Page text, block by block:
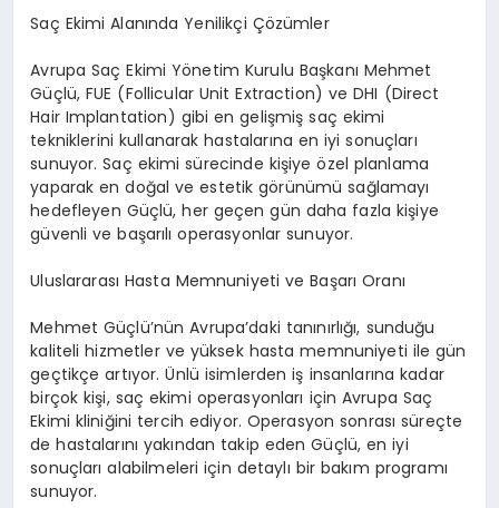
Saç Ekimi Alanında Yenilikçi Çözümler
Avrupa Saç Ekimi Yönetim Kurulu Başkanı Mehmet
Güçlü, FUE (Follicular Unit Extraction) ve DHI (Direct
Hair Implantation) gibi en gelişmiş saç ekimi
tekniklerini kullanarak hastalarına en iyi sonuçları
sunuyor. Saç ekimi sürecinde kişiye özel planlama
yaparak en doğal ve estetik görünümü sağlamayı
hedefleyen Güçlü, her geçen gün daha fazla kişiye
güvenli ve başarılı operasyonlar sunuyor.
Uluslararası Hasta Memnuniyeti ve Başarı Oranı
Mehmet Güçlü’nün Avrupa’daki tanınırlığı, sunduğu
kaliteli hizmetler ve yüksek hasta memnuniyeti ile gün
geçtikçe artıyor. Ünlü isimlerden iş insanlarına kadar
birçok kişi, saç ekimi operasyonları için Avrupa Saç
Ekimi kliniğini tercih ediyor. Operasyon sonrası süreçte
de hastalarını yakından takip eden Güçlü, en iyi
sonuçları alabilmeleri için detaylı bir bakım programı
sunuyor.